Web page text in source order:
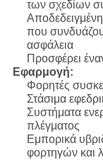
των σχεδίων
που
ασφάλεια
Προσφέρει
Εφαρμογή:
Φορητές
Στάσιμα
Συστήματα
πλέγματος
Εμπορικά
φορτηγών και